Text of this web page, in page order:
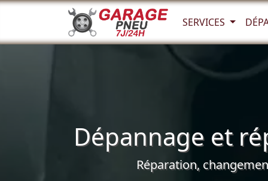
SERVICES
Dépannage et
Réparation,